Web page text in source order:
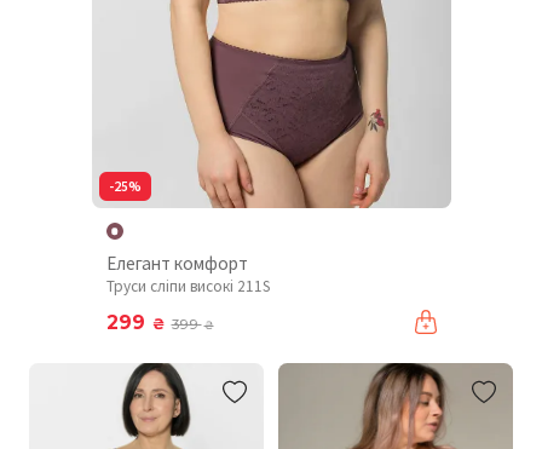
-25%
Елегант комфорт
Труси сліпи високі 211S
299 ₴ 399₴